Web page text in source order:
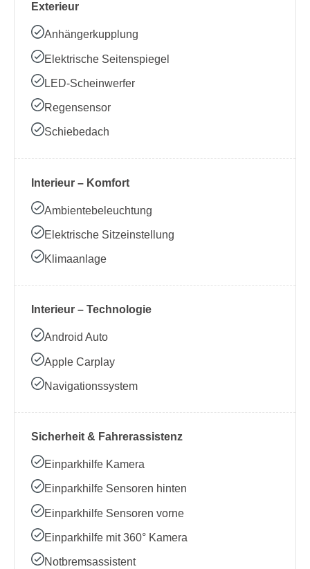
Exterieur
Anhängerkupplung
Elektrische Seitenspiegel
LED-Scheinwerfer
Regensensor
Schiebedach
Interieur – Komfort
Ambientebeleuchtung
Elektrische Sitzeinstellung
Klimaanlage
Interieur – Technologie
Android Auto
Apple Carplay
Navigationssystem
Sicherheit & Fahrerassistenz
Einparkhilfe Kamera
Einparkhilfe Sensoren hinten
Einparkhilfe Sensoren vorne
Einparkhilfe mit 360° Kamera
Notbremsassistent